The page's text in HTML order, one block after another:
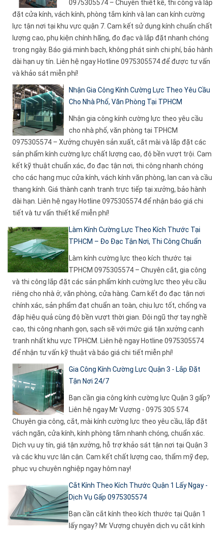
0975305574 – Chuyên thiết kế, thi công và lắp
đặt cửa kính, vách kính, phòng tắm kính và lan can kính cường
lực tận nơi tại khu vực quận 7. Cam kết sử dụng kính chuẩn chất
lượng cao, phụ kiện chính hãng, đo đạc và lắp đặt nhanh chóng
trong ngày. Báo giá minh bạch, không phát sinh chi phí, bảo hành
dài hạn uy tín. Liên hệ ngay Hotline 0975305574 để được tư vấn
và khảo sát miễn phí!
Nhận Gia Công Kính Cường Lực Theo Yêu Cầu
Cho Nhà Phố, Văn Phòng Tại TPHCM
Nhận gia công kính cường lực theo yêu cầu
cho nhà phố, văn phòng tại TPHCM
0975305574 – Xưởng chuyên sản xuất, cắt mài và lắp đặt các
sản phẩm kính cường lực chất lượng cao, độ bền vượt trội. Cam
kết kỹ thuật chuẩn xác, đo đạc tận nơi, thi công nhanh chóng
cho các hạng mục cửa kính, vách kính văn phòng, lan can và cầu
thang kính. Giá thành cạnh tranh trực tiếp tại xưởng, bảo hành
dài hạn. Liên hệ ngay Hotline 0975305574 để nhận báo giá chi
tiết và tư vấn thiết kế miễn phí!
Làm Kính Cường Lực Theo Kích Thước Tại
TPHCM – Đo Đạc Tận Nơi, Thi Công Chuẩn
Làm kính cường lực theo kích thước tại
TPHCM 0975305574 – Chuyên cắt, gia công
và thi công lắp đặt các sản phẩm kính cường lực theo yêu cầu
riêng cho nhà ở, văn phòng, cửa hàng. Cam kết đo đạc tận nơi
chính xác, sản phẩm đạt chuẩn an toàn, chịu lực tốt, chống va
đập hiệu quả cùng độ bền vượt thời gian. Đội ngũ thợ tay nghề
cao, thi công nhanh gọn, sạch sẽ với mức giá tận xưởng cạnh
tranh nhất khu vực TPHCM. Liên hệ ngay Hotline 0975305574
để nhận tư vấn kỹ thuật và báo giá chi tiết miễn phí!
Gia Công Kính Cường Lực Quận 3 - Lắp Đặt
Tận Nơi 24/7
Bạn cần gia công kính cường lực Quận 3 gấp?
Liên hệ ngay Mr Vượng - 0975 305 574.
Chuyên gia công, cắt, mài kính cường lực theo yêu cầu, lắp đặt
vách ngăn, cửa kính, kính phòng tắm nhanh chóng, chuẩn xác.
Dịch vụ uy tín, giá tận xưởng, hỗ trợ khảo sát tận nơi tại Quận 3
và các khu vực lân cận. Cam kết chất lượng cao, thẩm mỹ đẹp,
phục vụ chuyên nghiệp ngay hôm nay!
Cắt Kính Theo Kích Thước Quận 1 Lấy Ngay -
Dịch Vụ Gấp 0975305574
Bạn cần cắt kính theo kích thước tại Quận 1
lấy ngay? Mr Vượng chuyên dịch vụ cắt kính